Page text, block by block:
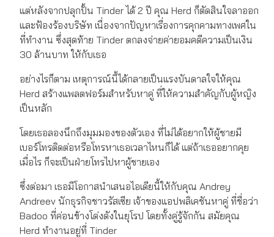
แต่หลังจากปลุกปั้น Tinder ได้ 2 ปี คุณ Herd ก็ตัดสินใจลาออก
และฟ้องร้องบริษัท เนื่องจากปัญหาเรื่องการคุกคามทางเพศใน
ที่ทำงาน ซึ่งสุดท้าย Tinder ตกลงจ่ายค่ายอมคดีความเป็นเงิน
30 ล้านบาท ให้กับเธอ
อย่างไรก็ตาม เหตุการณ์นี้ได้กลายเป็นแรงบันดาลใจให้คุณ
Herd สร้างแพลตฟอร์มสำหรับหาคู่ ที่ให้ความสำคัญกับผู้หญิง
เป็นหลัก
โดยเธอลองนึกถึงมุมมองของตัวเอง ที่ไม่ได้อยากให้ผู้ชายมี
เบอร์โทรติดต่อหรือโทรหาเธอเวลาไหนก็ได้ แต่ถ้าเธออยากคุย
เมื่อไร ก็จะเป็นฝ่ายโทรไปหาผู้ชายเอง
ซึ่งต่อมา เธอมีโอกาสนำเสนอไอเดียนี้ให้กับคุณ Andrey
Andreev นักธุรกิจชาวรัสเซีย เจ้าของแอปพลิเคชันหาคู่ ที่ชื่อว่า
Badoo ที่ค่อนข้างโด่งดังในยุโรป โดยทั้งคู่รู้จักกัน สมัยคุณ
Herd ทำงานอยู่ที่ Tinder